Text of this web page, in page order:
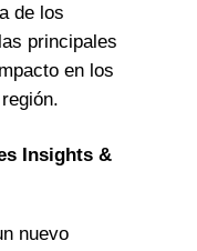
de los
principales
en los
Insights &
nuevo